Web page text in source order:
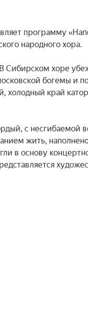
программу
народного хора.
Сибирском хоре
богемы и
холодный край
с
жить,
в основу